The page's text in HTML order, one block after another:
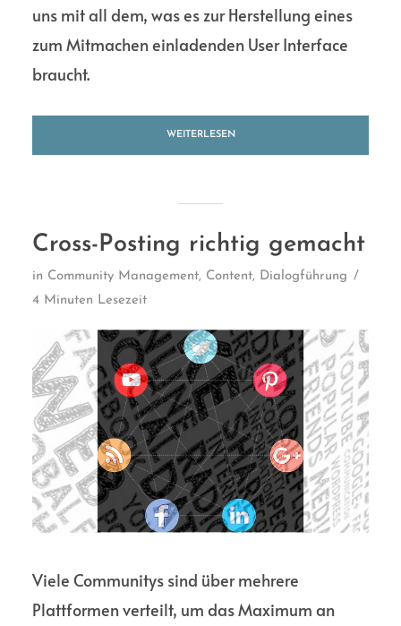
uns mit all dem, was es zur Herstellung eines
zum Mitmachen einladenden User Interface
braucht.
WEITERLESEN
Cross-Posting richtig gemacht
in Community Management, Content, Dialogführung
4 Minuten Lesezeit
Viele Communitys sind über mehrere
Plattformen verteilt, um das Maximum an